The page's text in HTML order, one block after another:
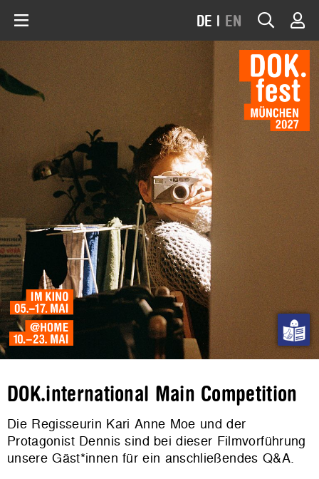
DE | EN
DOK.international Main Competition
Die Regisseurin Kari Anne Moe und der
Protagonist Dennis sind bei dieser Filmvorführung
unsere Gäst*innen für ein anschließendes Q&A.